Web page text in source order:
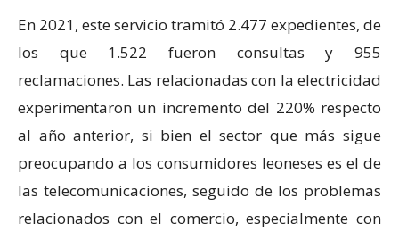
En 2021, este servicio tramitó 2.477 expedientes, de
los que 1.522 fueron consultas y 955
reclamaciones. Las relacionadas con la electricidad
experimentaron un incremento del 220% respecto
al año anterior, si bien el sector que más sigue
preocupando a los consumidores leoneses es el de
las telecomunicaciones, seguido de los problemas
relacionados con el comercio, especialmente con